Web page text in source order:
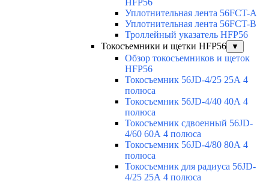
Уплотнительная лента 56FCT-A
Уплотнительная лента 56FCT-B
Троллейный указатель HFP56
Токосъемники и щетки HFP56
▼
Обзор токосъемников и щеток
HFP56
Токосъемник 56JD-4/25 25А 4
полюса
Токосъемник 56JD-4/40 40А 4
полюса
Токосъемник сдвоенный 56JD-
4/60 60А 4 полюса
Токосъемник 56JD-4/80 80А 4
полюса
Токосъемник для радиуса 56JD-
4/25 25А 4 полюса